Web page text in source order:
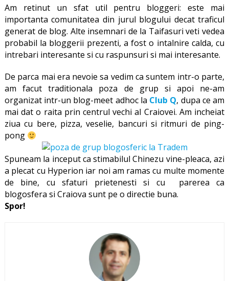
Am retinut un sfat util pentru bloggeri: este mai
importanta comunitatea din jurul blogului decat traficul
generat de blog. Alte insemnari de la Taifasuri veti vedea
probabil la bloggerii prezenti, a fost o intalnire calda, cu
intrebari interesante si cu raspunsuri si mai interesante.
De parca mai era nevoie sa vedim ca suntem intr-o parte,
am facut traditionala poza de grup si apoi ne-am
organizat intr-un blog-meet adhoc la Club Q, dupa ce am
mai dat o raita prin centrul vechi al Craiovei. Am incheiat
ziua cu bere, pizza, veselie, bancuri si ritmuri de ping-
pong
Spuneam la inceput ca stimabilul Chinezu vine-pleaca, azi
a plecat cu Hyperion iar noi am ramas cu multe momente
de bine, cu sfaturi prietenesti si cu parerea ca
blogosfera si Craiova sunt pe o directie buna.
Spor!